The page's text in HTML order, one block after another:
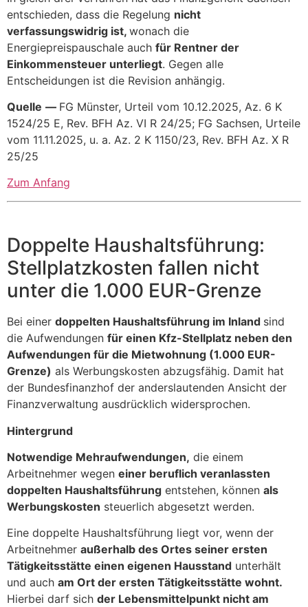
entschieden, dass die Regelung nicht
verfassungswidrig ist, wonach die
Energiepreispauschale auch für Rentner der
Einkommensteuer unterliegt. Gegen alle
Entscheidungen ist die Revision anhängig.
Quelle — FG Münster, Urteil vom 10.12.2025, Az. 6 K
1524/25 E, Rev. BFH Az. VI R 24/25; FG Sachsen, Urteile
vom 11.11.2025, u. a. Az. 2 K 1150/23, Rev. BFH Az. X R
25/25
Zum Anfang
Doppelte Haushaltsführung:
Stellplatzkosten fallen nicht
unter die 1.000 EUR-Grenze
Bei einer doppelten Haushaltsführung im Inland sind
die Aufwendungen für einen Kfz-Stellplatz neben den
Aufwendungen für die Mietwohnung (1.000 EUR-
Grenze) als Werbungskosten abzugsfähig. Damit hat
der Bundesfinanzhof der anderslautenden Ansicht der
Finanzverwaltung ausdrücklich widersprochen.
Hintergrund
Notwendige Mehraufwendungen, die einem
Arbeitnehmer wegen einer beruflich veranlassten
doppelten Haushaltsführung entstehen, können als
Werbungskosten steuerlich abgesetzt werden.
Eine doppelte Haushaltsführung liegt vor, wenn der
Arbeitnehmer außerhalb des Ortes seiner ersten
Tätigkeitsstätte einen eigenen Hausstand unterhält
und auch am Ort der ersten Tätigkeitsstätte wohnt.
Hierbei darf sich der Lebensmittelpunkt nicht am